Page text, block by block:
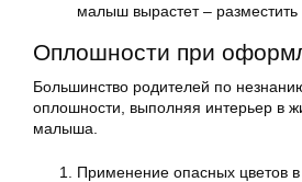
малыш вырастет – разместить
Оплошности при
Большинство родителей по
оплошности, выполняя интерьер в
малыша.
Применение опасных цветов